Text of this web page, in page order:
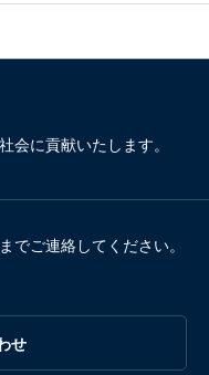
会に貢献いたします。
でご連絡してください。
せ